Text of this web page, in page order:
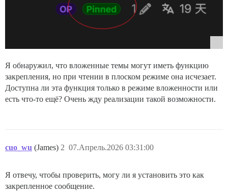
Я обнаружил, что вложенные темы могут иметь функцию
закрепления, но при чтении в плоском режиме она исчезает.
Доступна ли эта функция только в режиме вложенности или
есть что-то ещё? Очень жду реализации такой возможности.
cuo_wu (James) 07.Апрель.2026 03:31:00
2
Я отвечу, чтобы проверить, могу ли я установить это как
закрепленное сообщение.